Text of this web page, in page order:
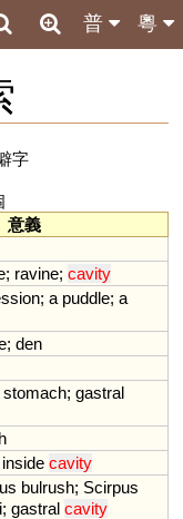
粵
普
字
意義
; ravine; cavity
; a puddle; a
; den
stomach; gastral
inside cavity
bulrush; Scirpus
; gastral cavity